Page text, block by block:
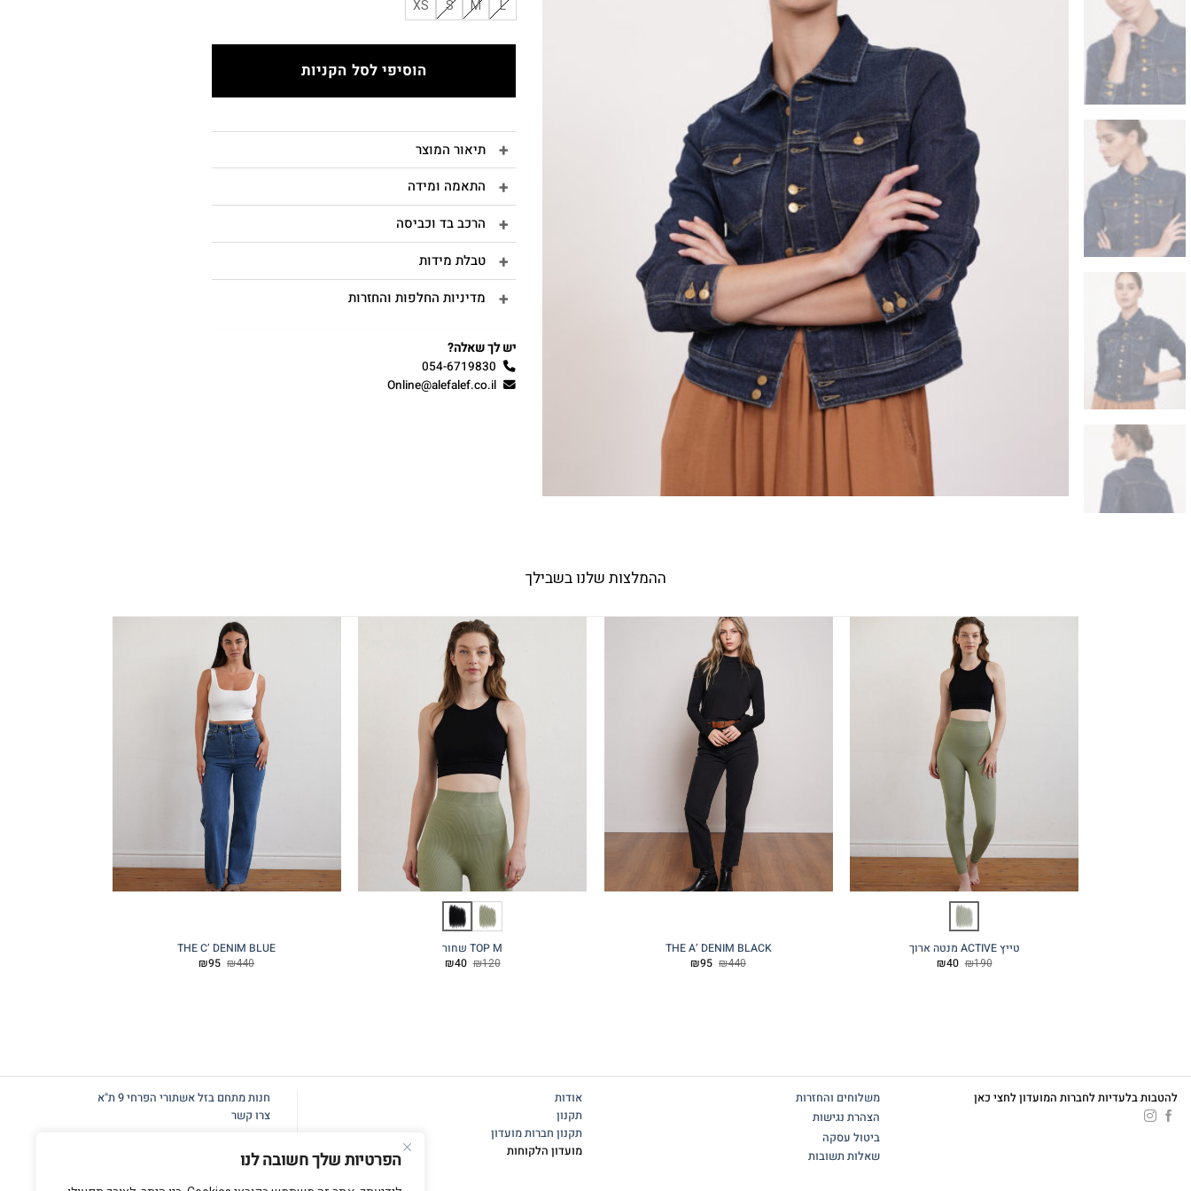
הפרטיות שלך חשובה לנו
L
M
S
XS
הוסיפי לסל הקניות
תיאור המוצר
התאמה ומידה
הרכב בד וכביסה
טבלת מידות
מדיניות החלפות והחזרות
יש לך שאלה?
054-6719830
Online@alefalef.co.il
ההמלצות שלנו בשבילך
טייץ ACTIVE מנטה ארוך
₪190 המחיר
₪40 המחיר
THE A’ DENIM BLACK
₪440 המחיר
₪95 המחיר
TOP M שחור
₪120 המחיר
₪40 המחיר
THE C’ DENIM BLUE
₪440 המחיר
₪95 המחיר
להטבות בלעדיות לחברות המועדון לחצי כאן
משלוחים והחזרות
הצהרת נגישות
ביטול עסקה
שאלות תשובות
אודות
תקנון
תקנון חברות מועדון
מועדון הלקוחות
חנות מתחם בזלאשתורי הפרחי 9 ת"א
צרו קשר